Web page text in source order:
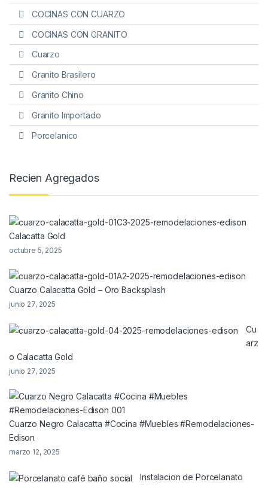
COCINAS CON CUARZO
COCINAS CON GRANITO
Cuarzo
Granito Brasilero
Granito Chino
Granito Importado
Porcelanico
Recien Agregados
Calacatta Gold
octubre 5, 2025
Cuarzo Calacatta Gold – Oro Backsplash
junio 27, 2025
Cu
arz
o Calacatta Gold
junio 27, 2025
Cuarzo Negro Calacatta #Cocina #Muebles #Remodelaciones-
Edison
marzo 12, 2025
Instalacion de Porcelanato